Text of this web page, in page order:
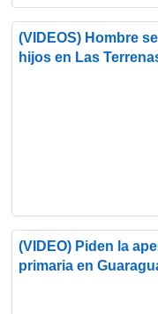
(VIDEOS) Hombre
hijos en Las
(VIDEO) Piden la
primaria en